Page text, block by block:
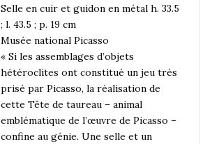
Selle en cuir et guidon en métal h. 33.5
; l. 43.5 ; p. 19 cm
Musée national Picasso
« Si les assemblages d’objets
hétéroclites ont constitué un jeu très
prisé par Picasso, la réalisation de
cette Tête de taureau – animal
emblématique de l’œuvre de Picasso –
confine au génie. Une selle et un